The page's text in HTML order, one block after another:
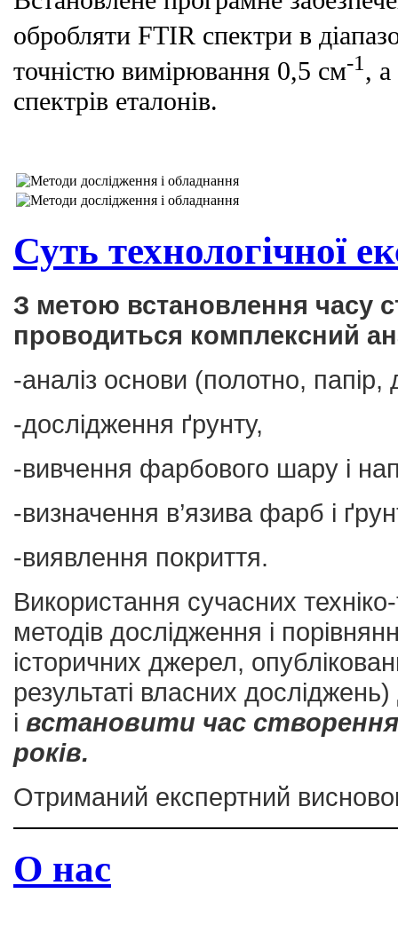
обробляти FTIR спектри в
точністю вимірювання 0,5 см-1 , а
спектрів еталонів.
Суть технологічної
З метою встановлення часу
проводиться комплексний
-аналіз основи (полотно,
-дослідження ґрунту,
-вивчення фарбового шару і
-визначення в’язива фарб і
-виявлення покриття.
Використання сучасних техніко-
методів дослідження і
історичних джерел,
результаті власних
і встановити час
років.
Отриманий експертний
О нас